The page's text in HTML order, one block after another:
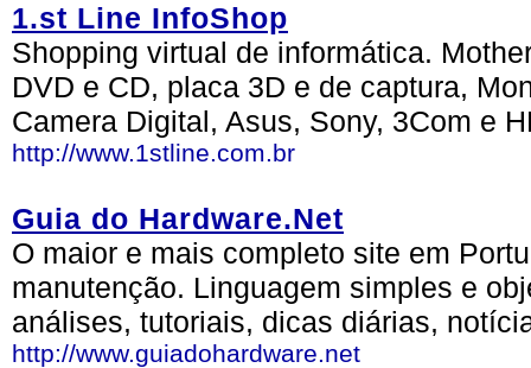
1.st Line InfoShop
Shopping virtual de informática.
DVD e CD, placa 3D e de captura,
Camera Digital, Asus, Sony, 3Com e
http://www.1stline.com.br
Guia do Hardware.Net
O maior e mais completo site em
manutenção. Linguagem simples e
análises, tutoriais, dicas diárias,
http://www.guiadohardware.net